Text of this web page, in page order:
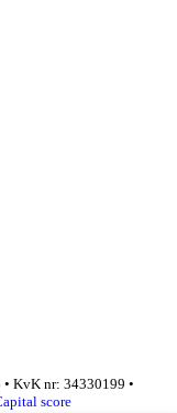
KvK nr: 34330199 •
score